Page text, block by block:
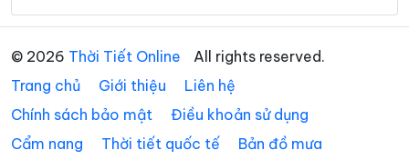
Xã Khánh Hưng
Xã Khánh Lâm Xã Long Điền
Xã Lương Thế Trân Xã Nguyễn Phích
© 2026 Thời Tiết Online
All rights reserved.
Trang chủ
Giới thiệu
Liên hệ
Chính sách bảo mật
Điều khoản sử dụng
Cẩm nang
Thời tiết quốc tế
Bản đồ mưa